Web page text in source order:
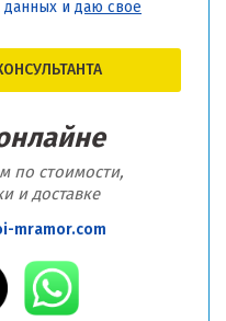
и даю свое
по стоимости,
и доставке
mramor.com